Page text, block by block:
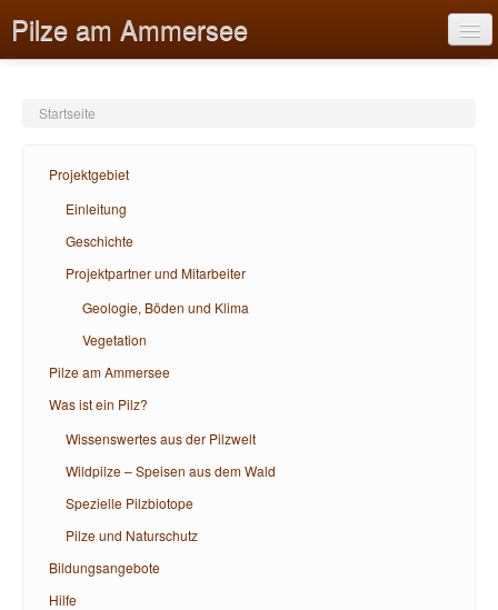
Pilze am Ammersee
Pilze am Ammersee
Was ist ein Pilz?
Bildungsangebote
Startseite
Projektgebiet
Einleitung
Geschichte
Projektpartner und Mitarbeiter
Geologie, Böden und Klima
Vegetation
Pilze am Ammersee
Was ist ein Pilz?
Wissenswertes aus der Pilzwelt
Wildpilze – Speisen aus dem Wald
Spezielle Pilzbiotope
Pilze und Naturschutz
Bildungsangebote
Hilfe